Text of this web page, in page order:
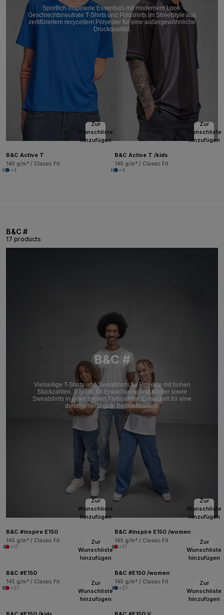
Sportlich inspirierte Essentials mit modernem Look.
Geschlechtsneutrale T-Shirts und Poloshirts im Streetstyle aus
zertifiziertem recyceltem Polyester für eine außergewöhnliche
Druckqualität.
Zur
Wunschliste
hinzufügen
B&C Active T
140 g/m² / Classic Fit
+4
Zur
Wunschliste
hinzufügen
B&C Active T /kids
140 g/m² / Classic Fit
+4
B&C #
17 products
B&C #
Vielseitige T-Shirts und Sweatshirts für Projekte mit hohen
Stückzahlen. T-Shirts für Erwachsene und Kinder sowie
Sweatshirts in einer breiten Farbpalette. Entwickelt für eine
durchgehend gute Bedruckbarkeit.
Zur
Wunschliste
hinzufügen
B&C #inspire E150
145 g/m² / Classic Fit
+17
Zur
Wunschliste
hinzufügen
B&C #inspire E150 /women
145 g/m² / Classic Fit
+17
Zur
Wunschliste
hinzufügen
B&C #E150
145 g/m² / Classic Fit
+37
Zur
Wunschliste
hinzufügen
B&C #E150 /women
145 g/m² / Classic Fit
+37
Zur
Wunschliste
hinzufügen
Zur
Wunschliste
hinzufügen